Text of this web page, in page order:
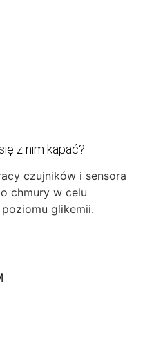
z nim kąpać?
czujników i sensora
chmury w celu
glikemii.